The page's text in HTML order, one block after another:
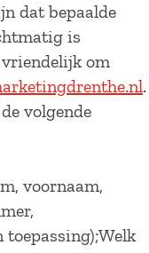
dat bepaalde
is
vriendelijk om
.
volgende
voornaam,